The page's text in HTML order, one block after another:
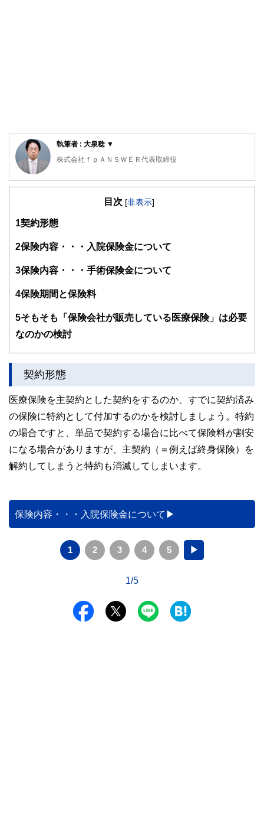
執筆者 : 大泉稔 ▼
株式会社ｆｐＡＮＳＷＥＲ代表取締役
専門学校東京スクールオブビジネス非常勤講師
刑務所職員、電鉄系タクシー会社事故係、社会保険庁ねんき
現在に至っています。講師や執筆者として広く情報発信する
てきました。ご相談を頂く属性と内容は、６５歳以上のリタ
や投資、それに不動産。また２０〜３０歳代の若年経営者か
らは、生命保険や損害保険、それにリーガル関連。趣味はス
リカ株にはまっています。
目次 [非表示]
1 契約形態
2保険内容・・・入院保険金について
3保険内容・・・手術保険金について
4保険期間と保険料
5そもそも「保険会社が販売している医療保険」は必要
なのかの検討
契約形態
医療保険を主契約とした契約をするのか、すでに契約済み
の保険に特約として付加するのかを検討しましょう。特約
の場合ですと、単品で契約する場合に比べて保険料が割安
になる場合がありますが、主契約（＝例えば終身保険）を
解約してしまうと特約も消滅してしまいます。
保険内容・・・入院保険金について
1 2 3 4 5 ▶
1/5